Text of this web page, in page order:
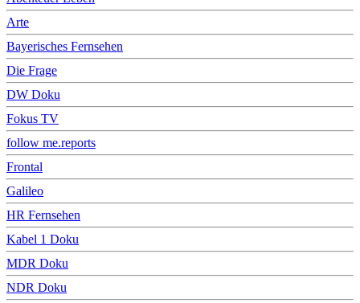
Arte
Bayerisches Fernsehen
Die Frage
DW Doku
Fokus TV
follow me.reports
Frontal
Galileo
HR Fernsehen
Kabel 1 Doku
MDR Doku
NDR Doku